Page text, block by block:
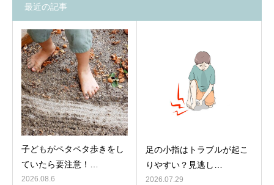
最近の記事
子どもがペタペタ歩きをし
ていたら要注意！…
2026.08.6
足の小指はトラブルが起こ
りやすい？見逃し…
2026.07.29